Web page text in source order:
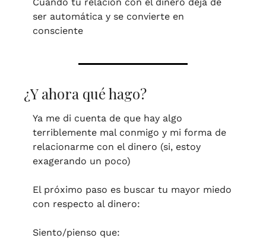
ser automática y se convierte en
consciente
¿Y ahora qué hago?
Ya me di cuenta de que hay algo
terriblemente mal conmigo y mi forma de
relacionarme con el dinero (si, estoy
exagerando un poco)
El próximo paso es buscar tu mayor miedo
con respecto al dinero:
Siento/pienso que: